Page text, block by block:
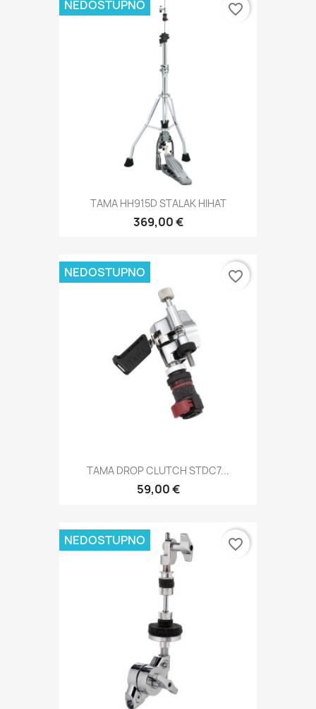
TAMA HH915D STALAK HIHAT
369,00 €
NEDOSTUPNO favorite_border
TAMA DROP CLUTCH STDC7...
59,00 €
NEDOSTUPNO favorite_border
NEDOSTUPNO favorite_border